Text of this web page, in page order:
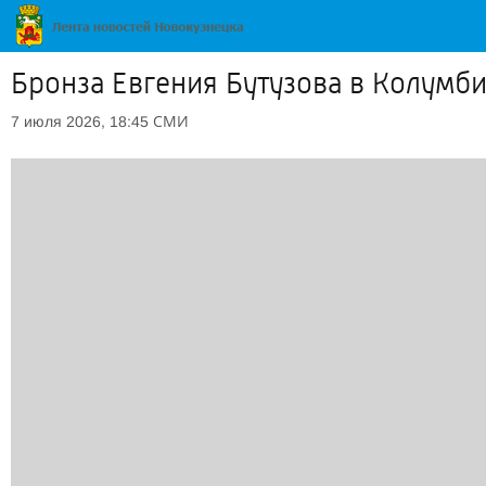
Бронза Евгения Бутузова в
7 июля 2026, 18:45 СМИ